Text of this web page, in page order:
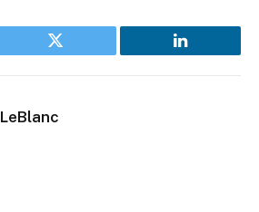
Twitter LinkedIn